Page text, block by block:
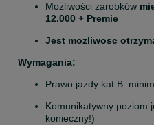
Możliwości zarobków
12.000 + Premie
Jest mozliwosc
Wymagania:
Prawo jazdy kat B.
Komunikatywny poziom
konieczny!)